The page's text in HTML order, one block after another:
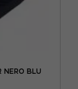
NERO BLU